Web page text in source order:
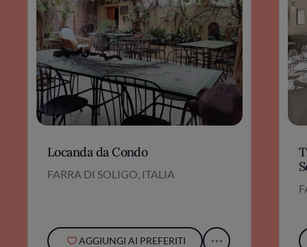
Locanda da Condo
FARRA DI SOLIGO, ITALIA
AGGIUNGI AI PREFERITI